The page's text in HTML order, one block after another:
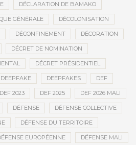
DÉCLARATION DE BAMAKO
GÉNÉRALE DÉCOLONISATION
DÉCONFINEMENT DÉCORATION
DÉCRET DE NOMINATION
DÉCRET PRÉSIDENTIEL
DEEPFAKE DEEPFAKES DEF
DEF 2023 DEF 2025 DEF 2026 MALI
DÉFENSE DÉFENSE COLLECTIVE
DÉFENSE DU TERRITOIRE
EUROPÉENNE DÉFENSE MALI